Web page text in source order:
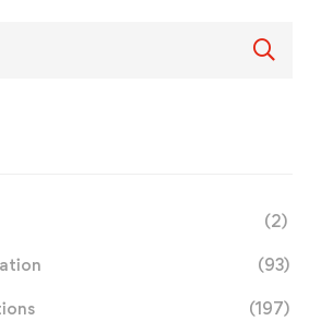
(2)
(93)
(197)